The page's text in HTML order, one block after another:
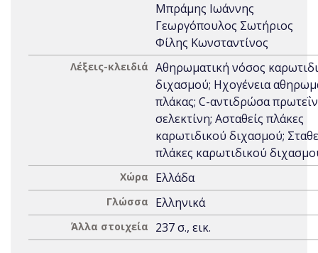
Μπράμης Ιωάννης
Γεωργόπουλος Σωτήριος
Φίλης Κωνσταντίνος
Λέξεις-κλειδιά Αθηρωματική νόσος
διχασμού; Ηχογένεια
πλάκας; C-αντιδρώσα
σελεκτίνη; Ασταθείς πλάκες
καρωτιδικού διχασμού;
πλάκες καρωτιδικού
Χώρα Ελλάδα
Γλώσσα Ελληνικά
Άλλα στοιχεία 237 σ., εικ.